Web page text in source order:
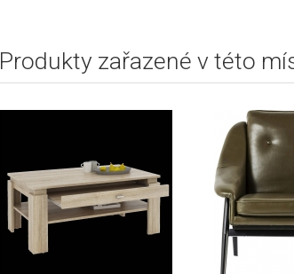
Produkty zařazené v této